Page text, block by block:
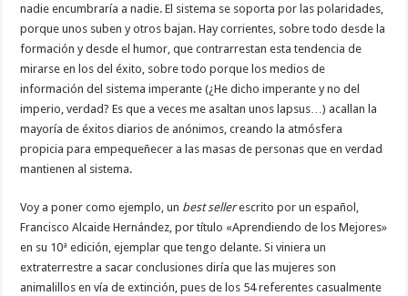
nadie encumbraría a nadie. El sistema se soporta por las polaridades,
porque unos suben y otros bajan. Hay corrientes, sobre todo desde la
formación y desde el humor, que contrarrestan esta tendencia de
mirarse en los del éxito, sobre todo porque los medios de
información del sistema imperante (¿He dicho imperante y no del
imperio, verdad? Es que a veces me asaltan unos lapsus…) acallan la
mayoría de éxitos diarios de anónimos, creando la atmósfera
propicia para empequeñecer a las masas de personas que en verdad
mantienen al sistema.
Voy a poner como ejemplo, un best sellerescrito por un español,
Francisco Alcaide Hernández, por título «Aprendiendo de los Mejores»
en su 10ª edición, ejemplar que tengo delante. Si viniera un
extraterrestre a sacar conclusiones diría que las mujeres son
animalillos en vía de extinción, pues de los 54 referentes casualmente